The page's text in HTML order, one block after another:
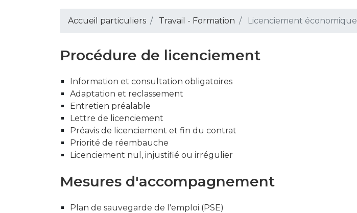
Accueil particuliers Travail - Formation Licenciement économique
Procédure de licenciement
Information et consultation obligatoires
Adaptation et reclassement
Entretien préalable
Lettre de licenciement
Préavis de licenciement et fin du contrat
Priorité de réembauche
Licenciement nul, injustifié ou irrégulier
Mesures d'accompagnement
Plan de sauvegarde de l'emploi (PSE)